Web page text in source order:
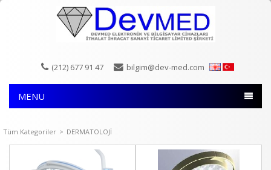
(212) 677 91 47 bilgim@dev-med.com
MENU
Tüm Kategoriler > DERMATOLOJİ